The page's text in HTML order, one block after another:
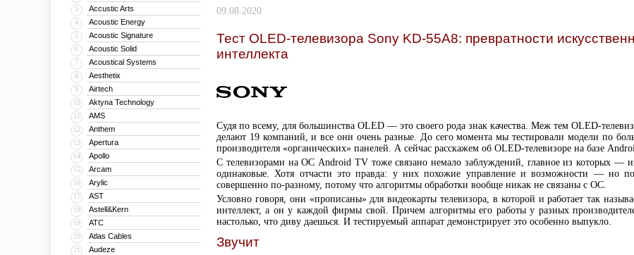
3 Accustic Arts
4 Acoustic Energy
5 Acoustic Signature
6 Acoustic Solid
7 Acoustical Systems
8 Aesthetix
9 Airtech
10 Aktyna Technology
11 AMS
12 Anthem
13 Apertura
14 Apollo
15 Arcam
16 Arylic
17 AST
18 Astell&Kern
19 ATC
20 Atlas Cables
21 Audeze
09.08.2020
Тест OLED-телевизора Sony KD-55A8​: превратности
интеллекта
Судя по всему, для большинства OLED — это своего рода знак качества. Меж тем OLED-
делают 19 компаний, и все они очень разные. До сего момента мы тестировали модели по
производителя «органических» панелей. А сейчас расскажем об OLED-телевизоре на базе
С телевизорами на ОС Android TV тоже связано немало заблуждений, главное из которых —
одинаковые. Хотя отчасти это правда: у них похожие управление и возможности — но
совершенно по-разному, потому что алгоритмы обработки вообще никак не связаны с ОС.
Условно говоря, они «прописаны» для видеокарты телевизора, в которой и работает так
интеллект, а он у каждой фирмы свой. Причем алгоритмы его работы у разных
настолько, что диву даешься. И тестируемый аппарат демонстрирует это особенно выпукло.
Звучит